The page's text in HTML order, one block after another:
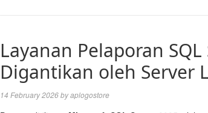
Layanan Pelaporan SQL
Digantikan oleh Server
14 February 2026byaplogostore